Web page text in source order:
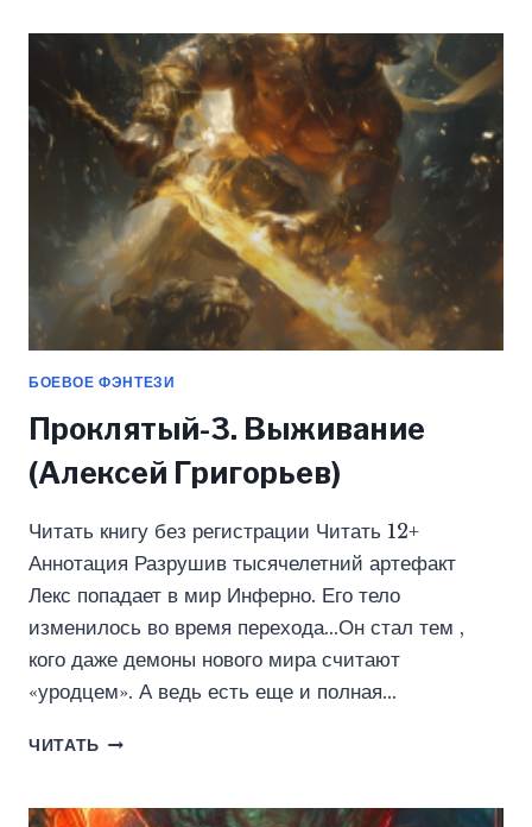
ГРИГОРЬЕВ)
БОЕВОЕ ФЭНТЕЗИ
Проклятый-3. Выживание
(Алексей Григорьев)
Читать книгу без регистрации Читать 12+
Аннотация Разрушив тысячелетний артефакт
Лекс попадает в мир Инферно. Его тело
изменилось во время перехода…Он стал тем ,
кого даже демоны нового мира считают
«уродцем». А ведь есть еще и полная…
ЧИТАТЬ ПРОКЛЯТЫЙ-3.
ГРИГОРЬЕВ)